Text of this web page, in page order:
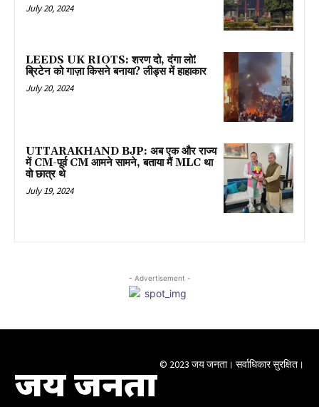
July 20, 2024
LEEDS UK RIOTS: शरण दो, दंगा लो!
ब्रिटेन को गाज़ा किसने बनाया? लीड्स में हाहाकार
July 20, 2024
UTTARAKHAND BJP: अब एक और राज्य
में CM-पूर्व CM आमने सामने, बताया मैं MLC था
वो छात्र थे
July 19, 2024
- Advertisement -
जय जनता © 2023 जय जनता। सर्वाधिकार सुरक्षित।